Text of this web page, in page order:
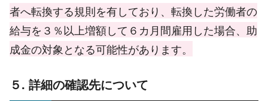
者へ転換する規則を有しており、転換した労働者の
給与を３％以上増額して６カ月間雇用した場合、助
成金の対象となる可能性があります。
５. 詳細の確認先について